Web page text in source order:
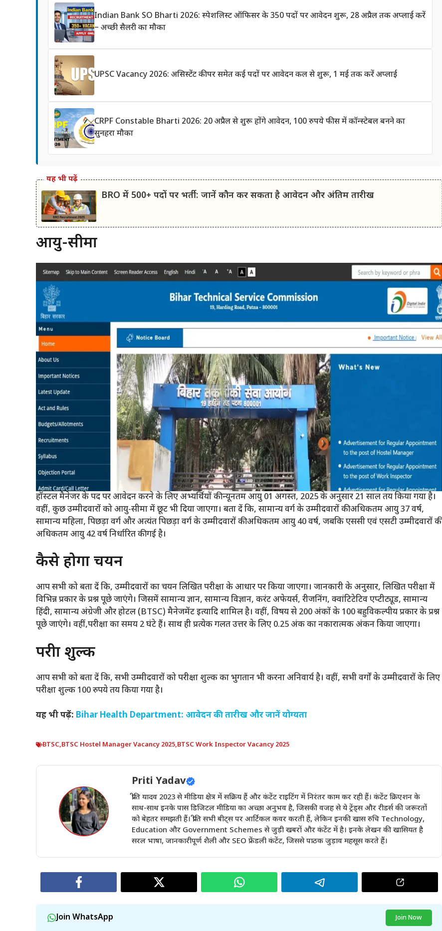
Indian Bank SO Bharti 2026: स्पेशलिस्ट ऑफिसर के 350 पदों पर आवेदन शुरू, 28 अप्रैल तक अप्लाई करें
– अच्छी सैलरी का मौका
UPSC Vacancy 2026: असिस्टेंट कीपर समेत कई पदों पर आवेदन कल से शुरू, 1 मई तक करें अप्लाई
CRPF Constable Bharti 2026: 20 अप्रैल से शुरू होंगे आवेदन, 100 रुपये फीस में कॉन्स्टेबल बनने का
सुनहरा मौका
यह भी पढ़ें
BRO में 500+ पदों पर भर्ती: जानें कौन कर सकता है आवेदन और अंतिम तारीख
आयु-सीमा
हॉस्टल मैनेजर के पद पर आवेदन करने के लिए अभ्यर्थियों की न्यूनतम आयु 01 अगस्त, 2025 के अनुसार 21 साल तय किया गया है।
वहीं, कुछ उम्मीदवारों को आयु-सीमा में छूट भी दिया जाएगा। बता दें कि, सामान्य वर्ग के उम्मीदवारों की अधिकतम आयु 37 वर्ष,
सामान्य महिला, पिछड़ा वर्ग और अत्यंत पिछड़ा वर्ग के उम्मीदवारों की अधिकतम आयु 40 वर्ष, जबकि एससी एवं एसटी उम्मीदवारों की
अधिकतम आयु 42 वर्ष निर्धारित की गई है।
कैसे होगा चयन
आप सभी को बता दें कि, उम्मीदवारों का चयन लिखित परीक्षा के आधार पर किया जाएगा। जानकारी के अनुसार, लिखित परीक्षा में
विभिन्न प्रकार के प्रश्न पूछे जाएंगे। जिसमें सामान्य ज्ञान, सामान्य विज्ञान, करंट अफेयर्स, रीजनिंग, क्वांटिटेटिव एप्टीट्यूड, सामान्य
हिंदी, सामान्य अंग्रेजी और होटल (BTSC) मैनेजमेंट इत्यादि शामिल है। वहीं, विषय से 200 अंकों के 100 बहुविकल्पीय प्रकार के प्रश्न
पूछे जाएंगे। वहीं,परीक्षा का समय 2 घंटे हैं। साथ ही प्रत्येक गलत उत्तर के लिए 0.25 अंक का नकारात्मक अंकन किया जाएगा।
परीक्षा शुल्क
आप सभी को बता दें कि, सभी उम्मीदवारों को परीक्षा शुल्क का भुगतान भी करना अनिवार्य है। वहीं, सभी वर्गों के उम्मीदवारों के लिए
परीक्षा शुल्क 100 रुपये तय किया गया है।
यह भी पढ़ें: Bihar Health Department: आवेदन की तारीख और जानें योग्यता
BTSC,BTSC Hostel Manager Vacancy 2025,BTSC Work Inspector Vacancy 2025
Priti Yadav
प्रीति यादव 2023 से मीडिया क्षेत्र में सक्रिय हैं और कंटेंट राइटिंग में निरंतर काम कर रही हैं। कंटेंट क्रिएशन के
साथ-साथ इनके पास डिजिटल मीडिया का अच्छा अनुभव है, जिसकी वजह से ये ट्रेंड्स और रीडर्स की जरूरतों
को बेहतर समझती हैं। प्रीति सभी बीट्स पर आर्टिकल कवर करती हैं, लेकिन इनकी खास रुचि Technology,
Education और Government Schemes से जुड़ी खबरों और कंटेंट में है। इनके लेखन की खासियत है
सरल भाषा, जानकारीपूर्ण शैली और SEO फ्रेंडली कंटेंट, जिससे पाठक जुड़ाव महसूस करते हैं।
Join WhatsApp Join Now